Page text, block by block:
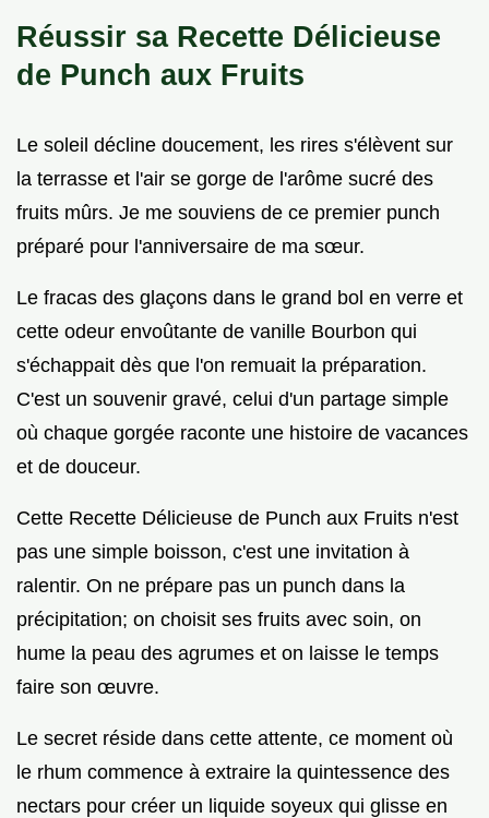
Réussir sa Recette Délicieuse
de Punch aux Fruits
Le soleil décline doucement, les rires s'élèvent sur
la terrasse et l'air se gorge de l'arôme sucré des
fruits mûrs. Je me souviens de ce premier punch
préparé pour l'anniversaire de ma sœur.
Le fracas des glaçons dans le grand bol en verre et
cette odeur envoûtante de vanille Bourbon qui
s'échappait dès que l'on remuait la préparation.
C'est un souvenir gravé, celui d'un partage simple
où chaque gorgée raconte une histoire de vacances
et de douceur.
Cette Recette Délicieuse de Punch aux Fruits n'est
pas une simple boisson, c'est une invitation à
ralentir. On ne prépare pas un punch dans la
précipitation; on choisit ses fruits avec soin, on
hume la peau des agrumes et on laisse le temps
faire son œuvre.
Le secret réside dans cette attente, ce moment où
le rhum commence à extraire la quintessence des
nectars pour créer un liquide soyeux qui glisse en